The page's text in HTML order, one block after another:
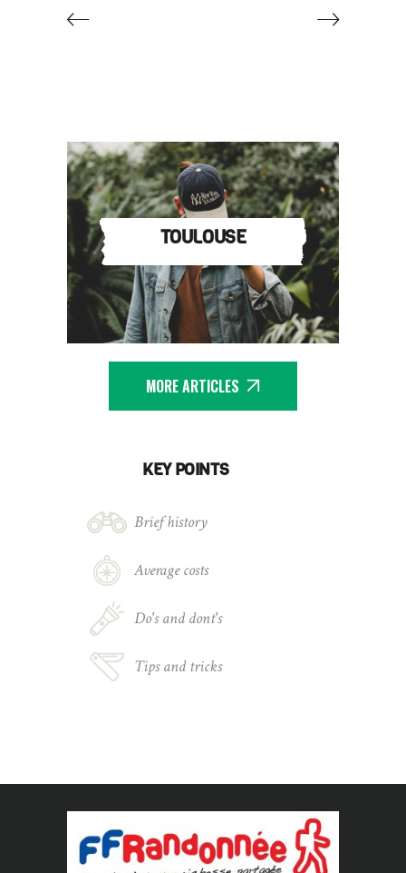
TOULOUSE
MORE ARTICLES
KEY POINTS
Brief history
Average costs
Do's and dont's
Tips and tricks